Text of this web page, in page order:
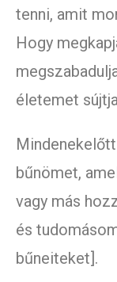
tenni, amit
Hogy
életemet
bűnömet,
vagy más
és
bűneiteket].